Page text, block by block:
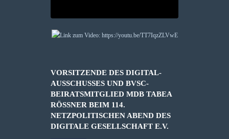
VORSITZENDE DES DIGITAL-
AUSSCHUSSES UND BVSC-
BEIRATSMITGLIED MDB TABEA
RÖSSNER BEIM 114. N
ETZPOLITISCHEN ABEND DES D
IGITALE GESELLSCHAFT E.V.